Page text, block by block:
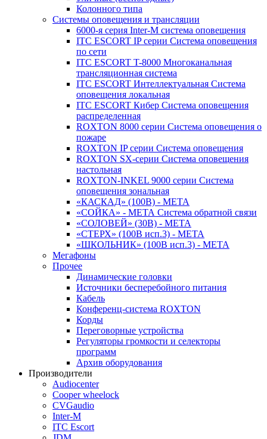
Колонного типа
Системы оповещения и трансляции
6000-я серия Inter-M система оповещения
ITC ESCORT IP серии Система оповещения
по сети
ITC ESCORT T-8000 Многоканальная
трансляционная система
ITC ESCORT Интеллектуальная Система
оповещения локальная
ITC ESCORT Кибер Система оповещения
распределенная
ROXTON 8000 серии Система оповещения о
пожаре
ROXTON IP серии Система оповещения
ROXTON SX-серии Система оповещения
настольная
ROXTON-INKEL 9000 серии Система
оповещения зональная
«КАСКАД» (100В) - МЕТА
«СОЙКА» - МЕТА Система обратной связи
«СОЛОВЕЙ» (30В) - МЕТА
«СТЕРХ» (100В исп.3) - МЕТА
«ШКОЛЬНИК» (100В исп.3) - МЕТА
Мегафоны
Прочее
Динамические головки
Источники бесперебойного питания
Кабель
Конференц-система ROXTON
Корды
Переговорные устройства
Регуляторы громкости и селекторы
программ
Архив оборудования
Производители
Audiocenter
Cooper wheelock
CVGaudio
Inter-M
ITC Escort